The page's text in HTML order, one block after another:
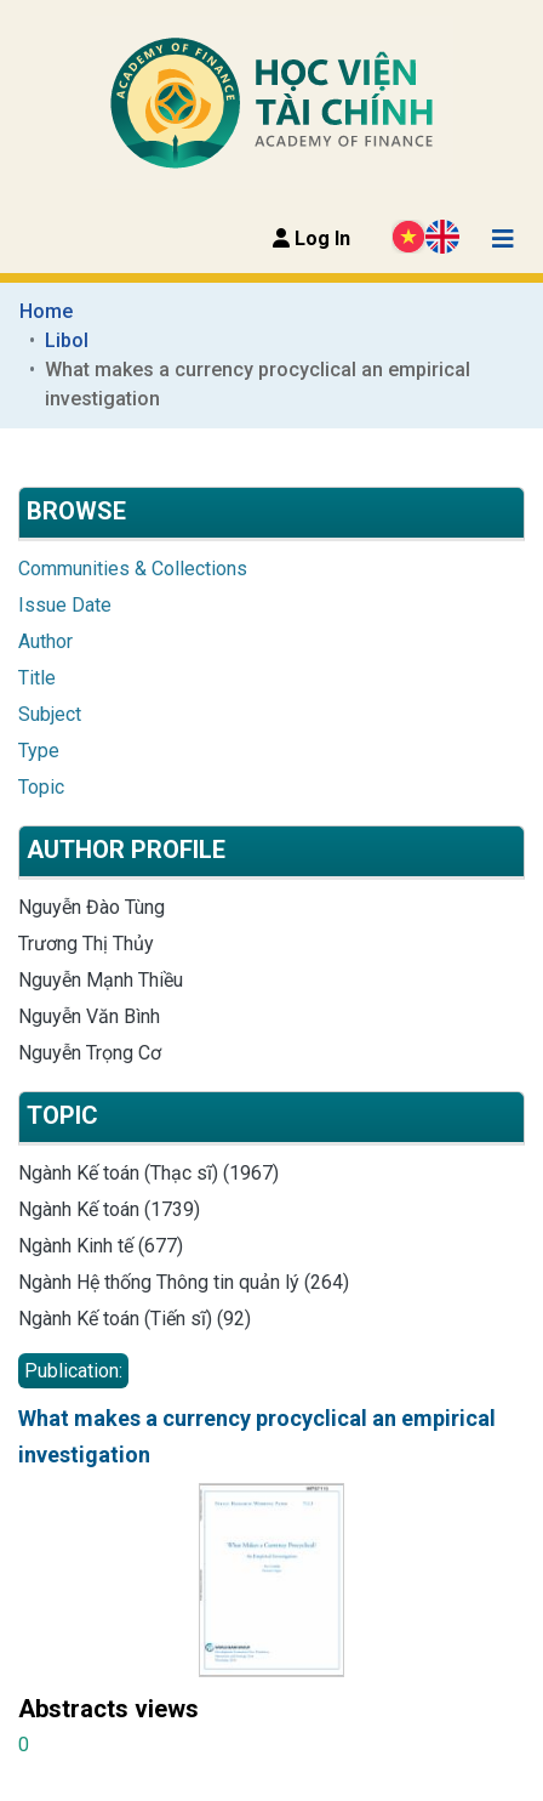
Log In
Home
Libol
What makes a currency procyclical an empirical
investigation
BROWSE
Communities & Collections
Issue Date
Author
Title
Subject
Type
Topic
AUTHOR PROFILE
Nguyễn Đào Tùng
Trương Thị Thủy
Nguyễn Mạnh Thiều
Nguyễn Văn Bình
Nguyễn Trọng Cơ
TOPIC
Ngành Kế toán (Thạc sĩ) (1967)
Ngành Kế toán (1739)
Ngành Kinh tế (677)
Ngành Hệ thống Thông tin quản lý (264)
Ngành Kế toán (Tiến sĩ) (92)
Publication:
What makes a currency procyclical an empirical
investigation
Abstracts views
0